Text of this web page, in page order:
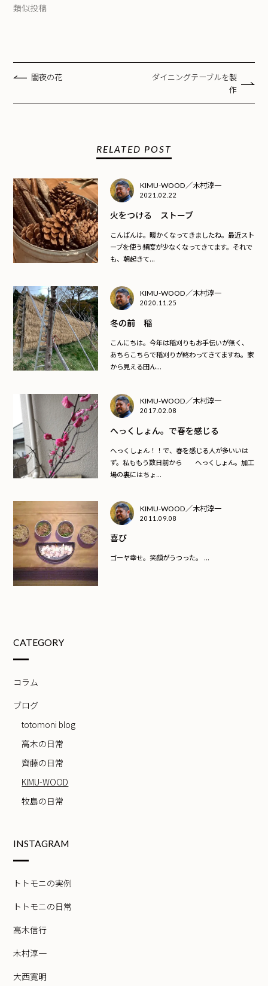
類似投稿
闇夜の花
ダイニングテーブルを製
作
RELATED POST
KIMU-WOOD／木村淳一
2021.02.22
火をつける ストーブ
こんばんは。暖かくなってきましたね。最近スト
ーブを使う頻度が少なくなってきてます。それで
も、朝起きて...
KIMU-WOOD／木村淳一
2020.11.25
冬の前 稲
こんにちは。今年は稲刈りもお手伝いが無く、
あちらこちらで稲刈りが終わってきてますね。家
から見える田ん...
KIMU-WOOD／木村淳一
2017.02.08
へっくしょん。で春を感じる
へっくしょん！！で、春を感じる人が多いいは
ず。私ももう数日前から へっくしょん。加工
場の裏にはちょ...
KIMU-WOOD／木村淳一
2011.09.08
喜び
ゴーヤ幸せ。笑顔がうつった。 ...
CATEGORY
コラム
ブログ
totomoni blog
高木の日常
齊藤の日常
KIMU-WOOD
牧島の日常
INSTAGRAM
トトモニの実例
トトモニの日常
高木信行
木村淳一
大西寛明